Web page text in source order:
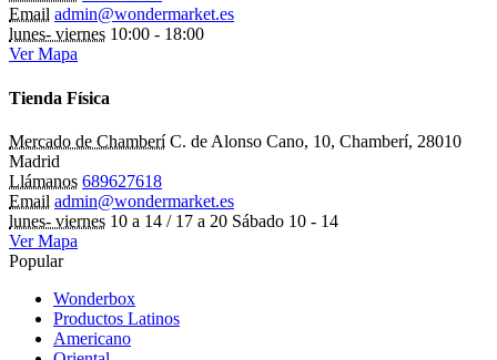
Email admin@wondermarket.es
lunes- viernes 10:00 - 18:00
Ver Mapa
Tienda Física
Mercado de Chamberí C. de Alonso Cano, 10, Chamberí, 28010
Madrid
Llámanos 689627618
Email admin@wondermarket.es
lunes- viernes 10 a 14 / 17 a 20 Sábado 10 - 14
Ver Mapa
Popular
Wonderbox
Productos Latinos
Americano